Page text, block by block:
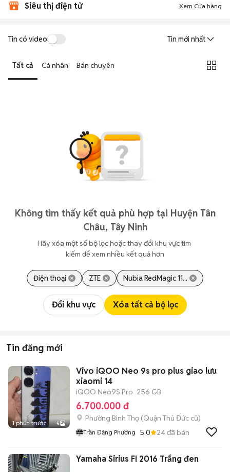
Siêu thị điện tử Xem Cửa hàng
Tin có video Tin mới nhất
Tất cả Cá nhân Bán chuyên
Không tìm thấy kết quả phù hợp tại Huyện Tân
Châu, Tây Ninh
Hãy xóa một số bộ lọc hoặc thay đổi khu vực tìm
kiếm để xem nhiều kết quả hơn
Điện thoại ZTE Nubia RedMagic 11...
Đổi khu vực Xóa tất cả bộ lọc
Tin đăng mới
1 phút trước 5
Vivo iQOO Neo 9s pro plus giao lưu
xiaomi 14
iQOO Neo9S Pro 256 GB
6.700.000 đ
Phường Bình Thọ (Quận Thủ Đức cũ)
Trần Đăng Phương 5.0 24đã bán
Yamaha Sirius FI 2016 Trắng đen